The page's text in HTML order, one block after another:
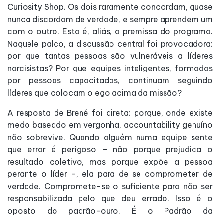
Curiosity Shop. Os dois raramente concordam, quase
nunca discordam de verdade, e sempre aprendem um
com o outro. Esta é, aliás, a premissa do programa.
Naquele palco, a discussão central foi provocadora:
por que tantas pessoas são vulneráveis a líderes
narcisistas? Por que equipes inteligentes, formadas
por pessoas capacitadas, continuam seguindo
líderes que colocam o ego acima da missão?
A resposta de Brené foi direta: porque, onde existe
medo baseado em vergonha, accountability genuíno
não sobrevive. Quando alguém numa equipe sente
que errar é perigoso – não porque prejudica o
resultado coletivo, mas porque expõe a pessoa
perante o líder –, ela para de se comprometer de
verdade. Compromete-se o suficiente para não ser
responsabilizada pelo que deu errado. Isso é o
oposto do padrão-ouro. É o Padrão da